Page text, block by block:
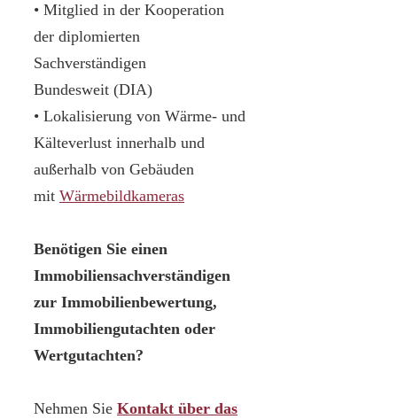
• Mitglied in der Kooperation
der diplomierten
Sachverständigen
Bundesweit (DIA)
• Lokalisierung von Wärme- und
Kälteverlust innerhalb und
außerhalb von Gebäuden
mit Wärmebildkameras
Benötigen Sie einen
Immobiliensachverständigen
zur Immobilienbewertung,
Immobiliengutachten oder
Wertgutachten?
Nehmen Sie Kontakt über das